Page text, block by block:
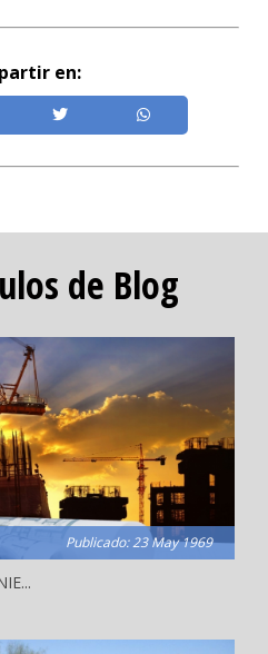
en:
de Blog
Publicado: 23 May 1969